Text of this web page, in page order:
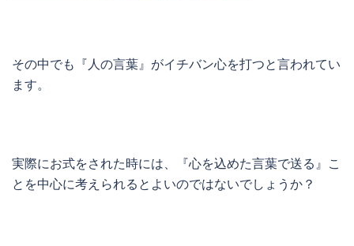
その中でも『人の言葉』がイチバン心を打つと言われてい
ます。
実際にお式をされた時には、『心を込めた言葉で送る』こ
とを中心に考えられるとよいのではないでしょうか？